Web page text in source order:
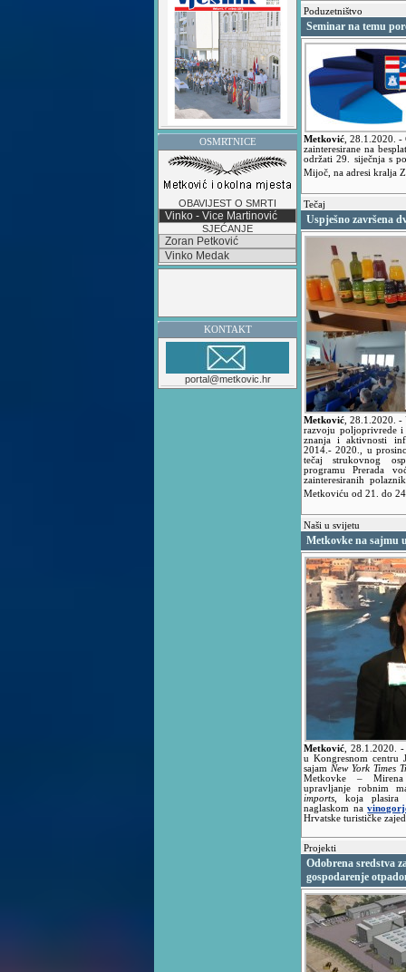
OSMRTNICE
OBAVIJEST O SMRTI
Vinko - Vice Martinović
SJEĆANJE
Zoran Petković
Vinko Medak
KONTAKT
portal@metkovic.hr
Poduzetništvo
Seminar na temu
Metković 28.1.2020. -
zainteresirane na
održati 29. siječnja s
Mijoč, na adresi kralja
Tečaj
Uspješno završena
Metković 28.1.2020. -
razvoju poljoprivrede i
znanja i aktivnosti
2014.- 2020., u
tečaj strukovnog
programu Prerada
zainteresiranih
Metkoviću od 21. do
Naši u svijetu
Metkovke na sajmu
Metković 28.1.2020. -
u Kongresnom centru
sajam New York Times
Metkovke – Mirena
upravljanje robnim
imports , koja plasira
naglaskom na
Hrvatske turističke
Projekti
Odobrena sredstva
gospodarenje